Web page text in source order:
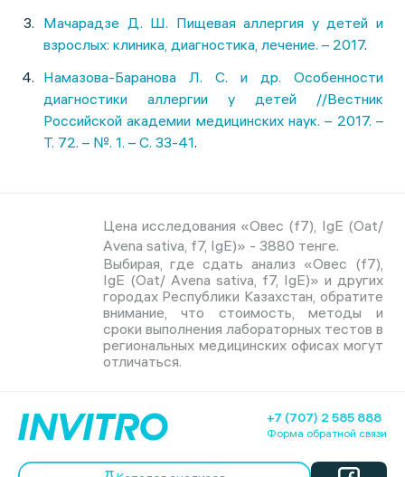
Мачарадзе Д. Ш. Пищевая аллергия у детей и
взрослых: клиника, диагностика, лечение. – 2017.
Намазова-Баранова Л. С. и др. Особенности
диагностики аллергии у детей //Вестник
Российской академии медицинских наук. – 2017. –
Т. 72. – №. 1. – С. 33-41.
Цена исследования «Овес (f7), IgE (Oat/
Avena sativa, f7, IgE)» - 3880 тенге.
Выбирая, где сдать анализ «Овес (f7),
IgE (Oat/ Avena sativa, f7, IgE)» и других
городах Республики Казахстан, обратите
внимание, что стоимость, методы и
сроки выполнения лабораторных тестов в
региональных медицинских офисах могут
отличаться.
+7 (707) 2 585 888
Форма обратной связи